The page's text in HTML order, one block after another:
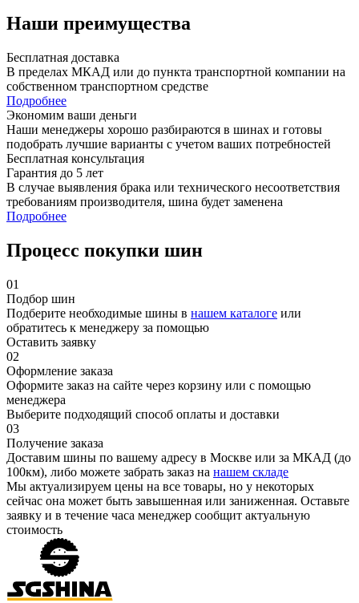
Наши преимущества
Бесплатная доставка
В пределах МКАД или до пункта транспортной компании на
собственном транспортном средстве
Подробнее
Экономим ваши деньги
Наши менеджеры хорошо разбираются в шинах и готовы
подобрать лучшие варианты с учетом ваших потребностей
Бесплатная консультация
Гарантия до 5 лет
В случае выявления брака или технического несоответствия
требованиям производителя, шина будет заменена
Подробнее
Процесс покупки шин
01
Подбор шин
Подберите необходимые шины в нашем каталоге или
обратитесь к менеджеру за помощью
Оставить заявку
02
Оформление заказа
Оформите заказ на сайте через корзину или с помощью
менеджера
Выберите подходящий способ оплаты и доставки
03
Получение заказа
Доставим шины по вашему адресу в Москве или за МКАД (до
100км), либо можете забрать заказ на нашем складе
Мы актуализируем цены на все товары, но у некоторых
сейчас она может быть завышенная или заниженная. Оставьте
заявку и в течение часа менеджер сообщит актуальную
стоимость